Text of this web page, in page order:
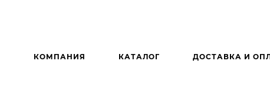
КОМПАНИЯ КАТАЛОГ ДОСТАВКА И